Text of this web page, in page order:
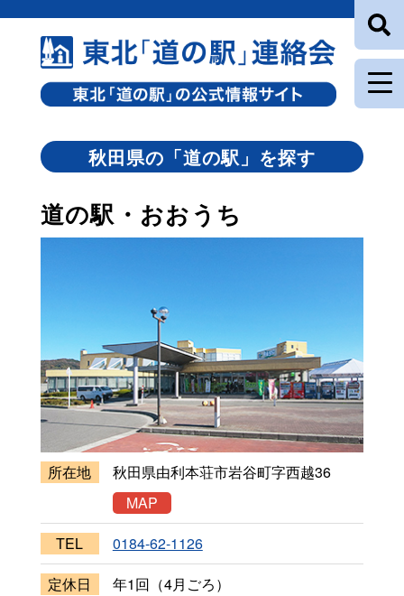
秋田県の「道の駅」を探す
道の駅・おおうち
所在地
秋田県由利本荘市岩谷町字西越36
MAP
TEL
0184-62-1126
定休日
年1回（4月ごろ）